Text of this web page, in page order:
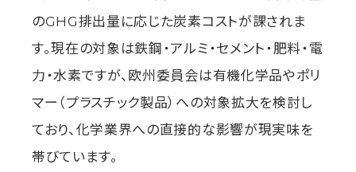
のGHG排出量に応じた炭素コストが課されま
す。現在の対象は鉄鋼・アルミ・セメント・肥料・電
力・水素ですが、欧州委員会は有機化学品やポリ
マー（プラスチック製品）への対象拡大を検討し
ており、化学業界への直接的な影響が現実味を
帯びています。